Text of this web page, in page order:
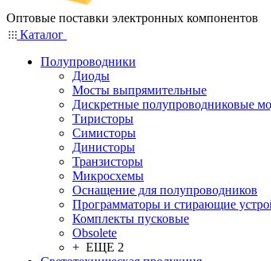
Оптовые поставки электронных компонентов
Каталог
Полупроводники
Диоды
Мосты выпрямительные
Дискретные полупроводниковые
Тиристоры
Симисторы
Динисторы
Транзисторы
Микросхемы
Оснащение для полупроводников
Программаторы и стирающие
Комплекты пусковые
Obsolete
+ ЕЩЕ 2